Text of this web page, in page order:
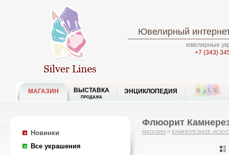
Ювелирный
ювелирные
+7 (343)
МАГАЗИН ВЫСТАВКА
ПРОДАЖА
ЭНЦИКЛОПЕДИЯ
Новинки
Все украшения
Флюорит
МАГАЗИН // КАМНЕРЕЗНОЕ